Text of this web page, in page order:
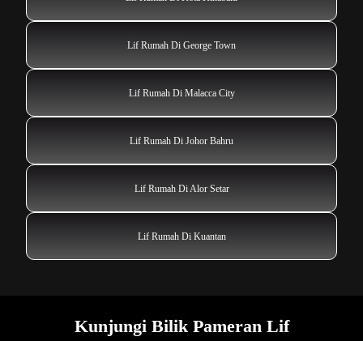
Lif Rumah Di George Town
Lif Rumah Di Malacca City
Lif Rumah Di Johor Bahru
Lif Rumah Di Alor Setar
Lif Rumah Di Kuantan
Kunjungi Bilik Pameran Lif